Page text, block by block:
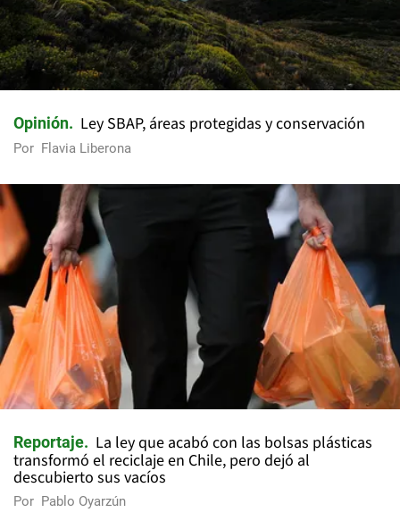
Opinión Ley SBAP, áreas protegidas y conservación
Por Flavia Liberona
Reportaje
La ley que acabó con las bolsas plásticas
transformó el reciclaje en Chile, pero dejó al
descubierto sus vacíos
Por Pablo Oyarzún